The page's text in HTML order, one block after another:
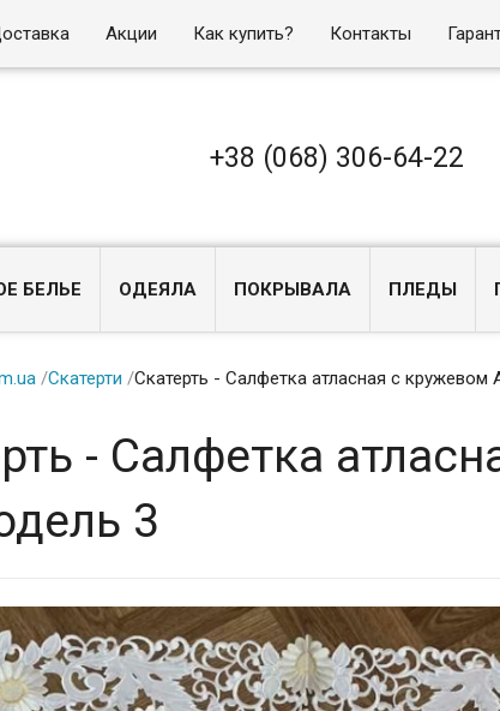
Акции Как купить? Контакты
+38 (068) 306-64-22
БЕЛЬЕ ОДЕЯЛА ПОКРЫВАЛА ПЛЕДЫ
/Скатерти /Скатерть - Салфетка атласная с кружевом
- Салфетка
3